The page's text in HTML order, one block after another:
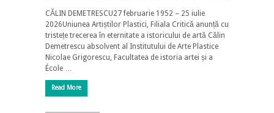
CĂLIN DEMETRESCU27 februarie 1952 – 25 iulie
2026Uniunea Artiștilor Plastici, Filiala Critică anunță cu
tristețe trecerea în eternitate a istoricului de artă Călin
Demetrescu absolvent al Institutului de Arte Plastice
Nicolae Grigorescu, Facultatea de istoria artei și a
École …
Read More